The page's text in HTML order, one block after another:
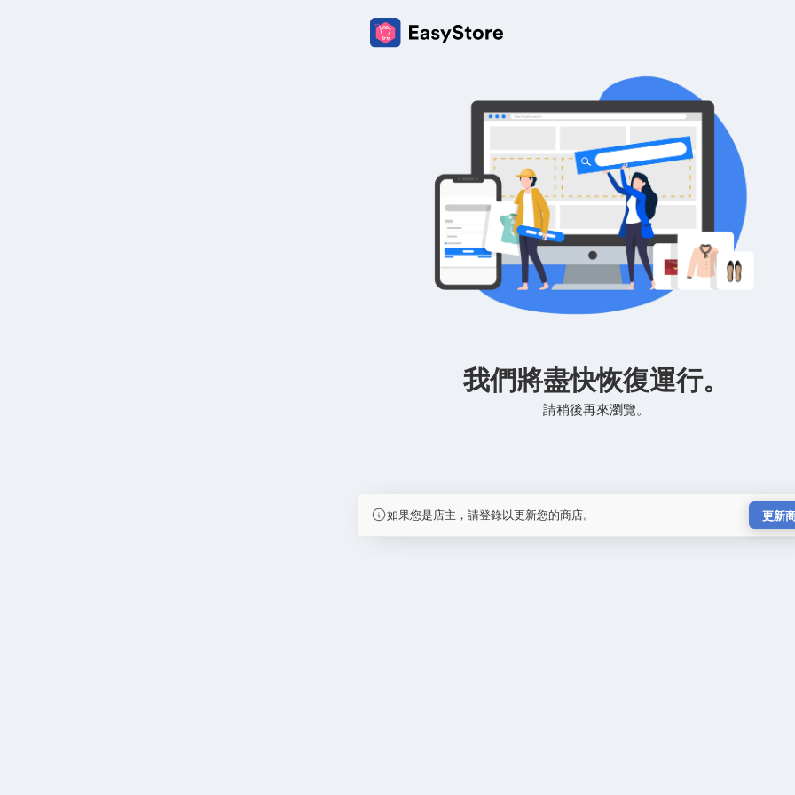
我們將盡快恢復運行。
請稍後再來瀏覽。
如果您是店主，請登錄以更新您的商店。 更新